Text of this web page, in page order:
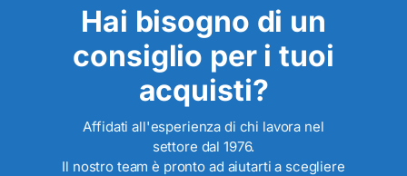
Hai bisogno di un
consiglio per i tuoi
acquisti?
Affidati all'esperienza di chi lavora nel
settore dal 1976.
Il nostro team è pronto ad aiutarti a scegliere